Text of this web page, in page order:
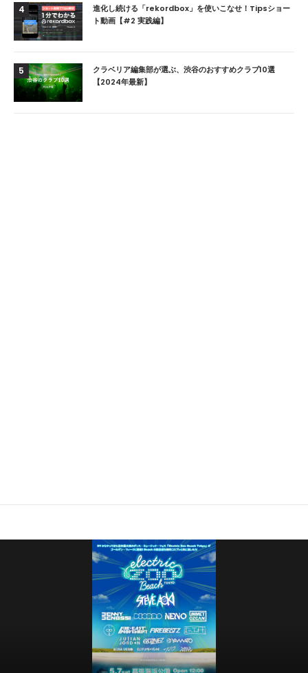
4
進化し続ける「rekordbox」を使いこなせ！Tipsショー
ト動画【#2 実践編】
5
クラベリア編集部が選ぶ、渋谷のおすすめクラブ10選
【2024年最新】